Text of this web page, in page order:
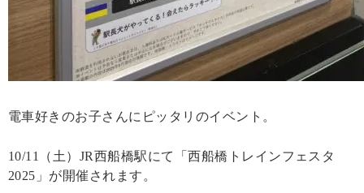
電車好きのお子さんにピッタリのイベント。
10/11（土）JR西船橋駅にて「西船橋トレインフェスタ
2025」が開催されます。